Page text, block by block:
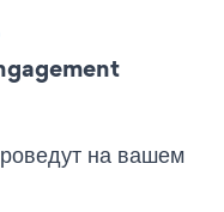
на вашем